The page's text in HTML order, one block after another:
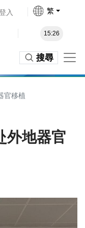
入 繁
15:26
搜尋
官移植
外地器官